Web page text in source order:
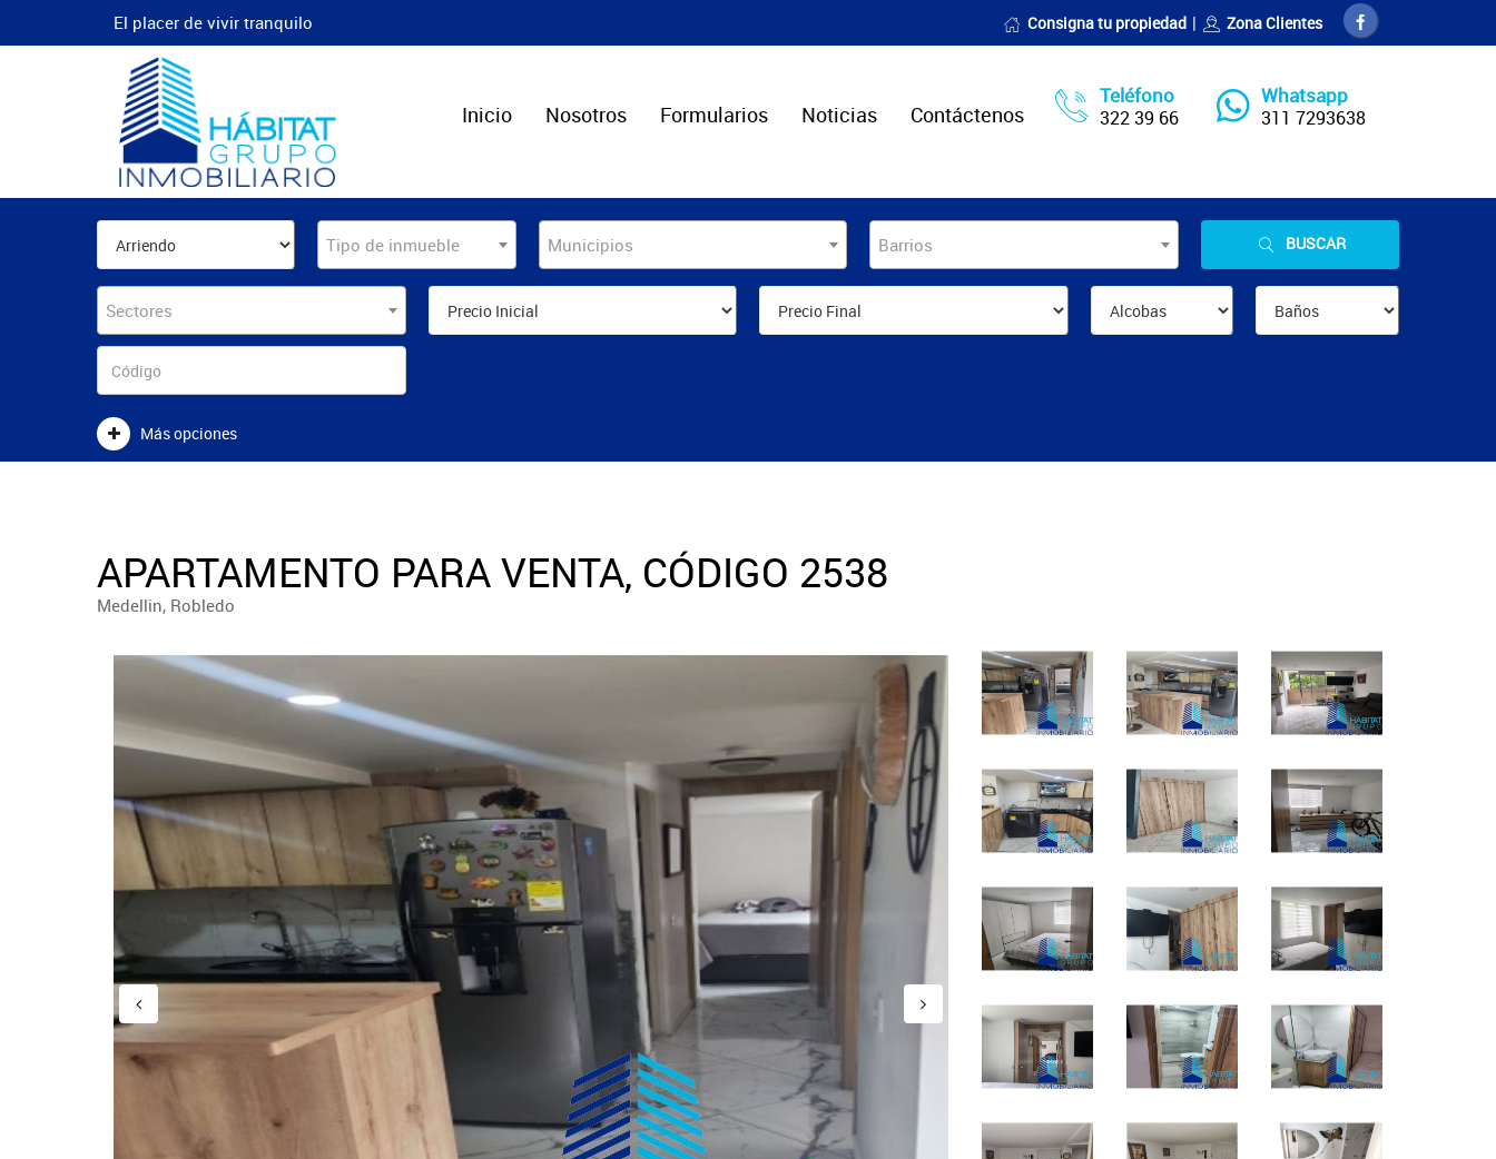
El placer de vivir tranquilo Consigna tu propiedad Zona Clientes
Teléfono
322 39 66
Whatsapp
311 7293638
Inicio Nosotros Formularios Noticias Contáctenos
Tipo de inmueble Municipios Barrios BUSCAR
Sectores
Más opciones
APARTAMENTO PARA VENTA, CÓDIGO 2538
Medellin, Robledo